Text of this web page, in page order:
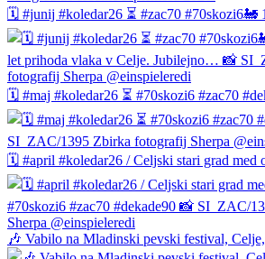
🗓️ #junij #koledar26 ⏳ #zac70 #70skozi6🚂
🗓️ #maj #koledar26 ⏳ #70skozi6 #zac70
🗓️ #april #koledar26 / Celjski stari grad med
🎶 Vabilo na Mladinski pevski festival,